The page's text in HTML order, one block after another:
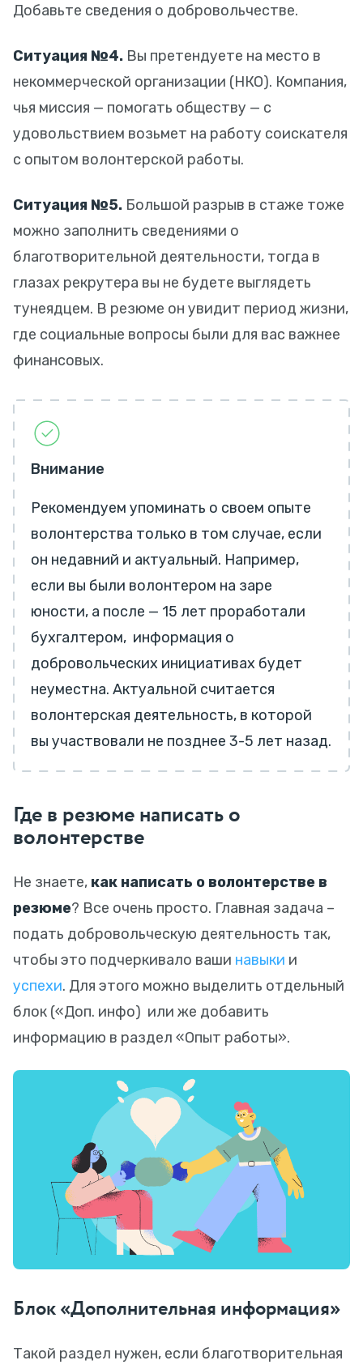
Добавьте сведения о добровольчестве.
Ситуация №4. Вы претендуете на место в
некоммерческой организации (НКО). Компания,
чья миссия — помогать обществу — с
удовольствием возьмет на работу соискателя
с опытом волонтерской работы.
Ситуация №5. Большой разрыв в стаже тоже
можно заполнить сведениями о
благотворительной деятельности, тогда в
глазах рекрутера вы не будете выглядеть
тунеядцем. В резюме он увидит период жизни,
где социальные вопросы были для вас важнее
финансовых.
Внимание
Рекомендуем упоминать о своем опыте
волонтерства только в том случае, если
он недавний и актуальный. Например,
если вы были волонтером на заре
юности, а после — 15 лет проработали
бухгалтером, информация о
добровольческих инициативах будет
неуместна. Актуальной считается
волонтерская деятельность, в которой
вы участвовали не позднее 3-5 лет назад.
Где в резюме написать о
волонтерстве
Не знаете, как написать о волонтерстве в
резюме? Все очень просто. Главная задача –
подать добровольческую деятельность так,
чтобы это подчеркивало ваши навыки и
успехи. Для этого можно выделить отдельный
блок («Доп. инфо) или же добавить
информацию в раздел «Опыт работы».
Блок «Дополнительная информация»
Такой раздел нужен, если благотворительная